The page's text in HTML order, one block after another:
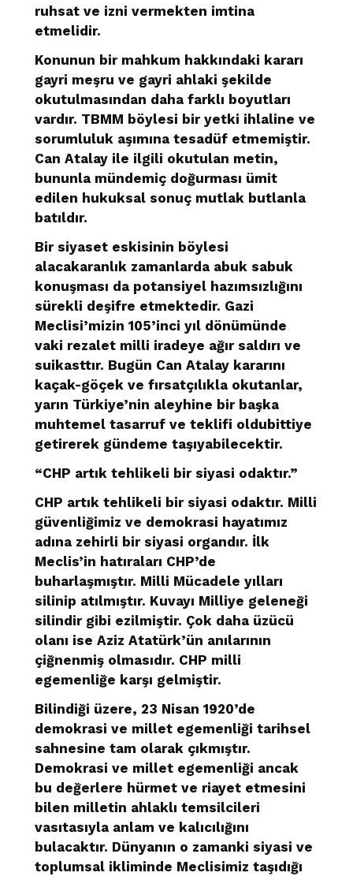
ruhsat ve izni vermekten imtina
etmelidir.
Konunun bir mahkum hakkındaki kararı
gayri meşru ve gayri ahlaki şekilde
okutulmasından daha farklı boyutları
vardır. TBMM böylesi bir yetki ihlaline ve
sorumluluk aşımına tesadüf etmemiştir.
Can Atalay ile ilgili okutulan metin,
bununla mündemiç doğurması ümit
edilen hukuksal sonuç mutlak butlanla
batıldır.
Bir siyaset eskisinin böylesi
alacakaranlık zamanlarda abuk sabuk
konuşması da potansiyel hazımsızlığını
sürekli deşifre etmektedir. Gazi
Meclisi’mizin 105’inci yıl dönümünde
vaki rezalet milli iradeye ağır saldırı ve
suikasttır. Bugün Can Atalay kararını
kaçak-göçek ve fırsatçılıkla okutanlar,
yarın Türkiye’nin aleyhine bir başka
muhtemel tasarruf ve teklifi oldubittiye
getirerek gündeme taşıyabilecektir.
“CHP artık tehlikeli bir siyasi odaktır.”
CHP artık tehlikeli bir siyasi odaktır. Milli
güvenliğimiz ve demokrasi hayatımız
adına zehirli bir siyasi organdır. İlk
Meclis’in hatıraları CHP’de
buharlaşmıştır. Milli Mücadele yılları
silinip atılmıştır. Kuvayı Milliye geleneği
silindir gibi ezilmiştir. Çok daha üzücü
olanı ise Aziz Atatürk’ün anılarının
çiğnenmiş olmasıdır. CHP milli
egemenliğe karşı gelmiştir.
Bilindiği üzere, 23 Nisan 1920’de
demokrasi ve millet egemenliği tarihsel
sahnesine tam olarak çıkmıştır.
Demokrasi ve millet egemenliği ancak
bu değerlere hürmet ve riayet etmesini
bilen milletin ahlaklı temsilcileri
vasıtasıyla anlam ve kalıcılığını
bulacaktır. Dünyanın o zamanki siyasi ve
toplumsal ikliminde Meclisimiz taşıdığı